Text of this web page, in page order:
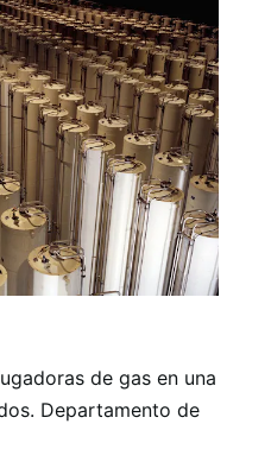
de gas en una
Departamento de